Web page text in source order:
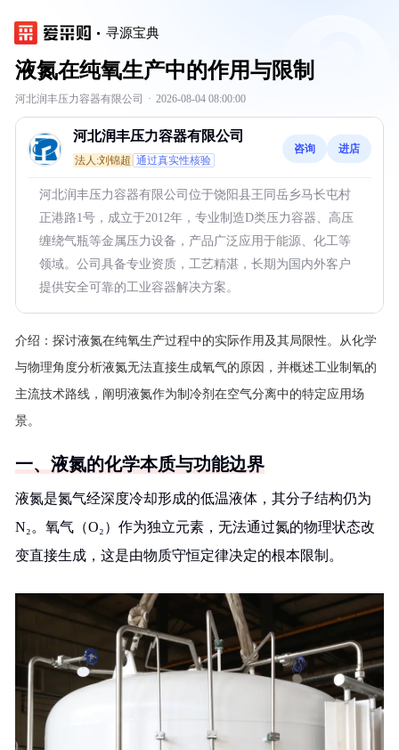
寻源宝典
液氮在纯氧生产中的作用与限制
河北润丰压力容器有限公司 · 2026-08-04 08:00:00
河北润丰压力容器有限公司
法人:刘锦超 通过真实性核验
咨询 进店
河北润丰压力容器有限公司位于饶阳县王同岳乡马长屯村
正港路1号，成立于2012年，专业制造D类压力容器、高压
缠绕气瓶等金属压力设备，产品广泛应用于能源、化工等
领域。公司具备专业资质，工艺精湛，长期为国内外客户
提供安全可靠的工业容器解决方案。
介绍： 探讨液氮在纯氧生产过程中的实际作用及其局限性。从化学
与物理角度分析液氮无法直接生成氧气的原因，并概述工业制氧的
主流技术路线，阐明液氮作为制冷剂在空气分离中的特定应用场
景。
一、液氮的化学本质与功能边界
液氮是氮气经深度冷却形成的低温液体，其分子结构仍为
N₂。氧气（O₂）作为独立元素，无法通过氮的物理状态改
变直接生成，这是由物质守恒定律决定的根本限制。